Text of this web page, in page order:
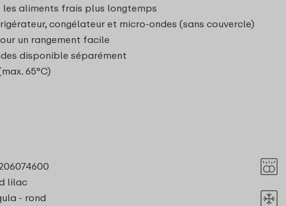
aliments frais plus longtemps
congélateur et micro-ondes (sans couvercle)
un rangement facile
disponible séparément
65°C)
lilac
- rond